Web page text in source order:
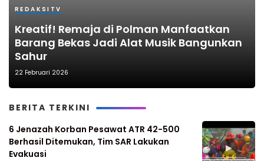
REDAKSITV
Kreatif! Remaja di Polman Manfaatkan
Barang Bekas Jadi Alat Musik Bangunkan
Sahur
22 Februari 2026
BERITA TERKINI
6 Jenazah Korban Pesawat ATR 42-500
Berhasil Ditemukan, Tim SAR Lakukan
Evakuasi
▶